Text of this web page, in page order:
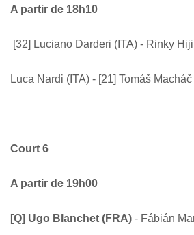
A partir de 18h10
[32] Luciano Darderi (ITA) - Rinky
Luca Nardi (ITA) - [21] Tomáš
Court 6
A partir de 19h00
[Q] Ugo Blanchet (FRA) - Fábián